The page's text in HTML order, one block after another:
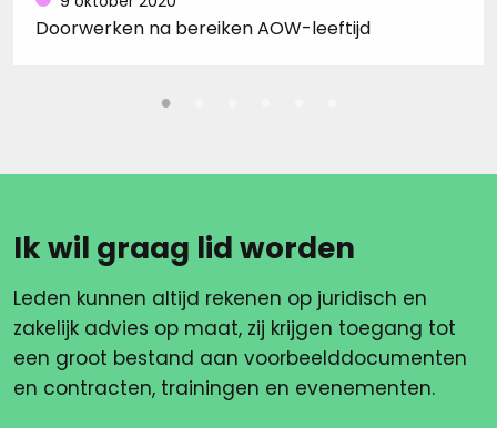
Doorwerken na bereiken AOW-leeftijd
Ik wil graag lid worden
Leden kunnen altijd rekenen op juridisch en
zakelijk advies op maat, zij krijgen toegang tot
een groot bestand aan voorbeelddocumenten
en contracten, trainingen en evenementen.